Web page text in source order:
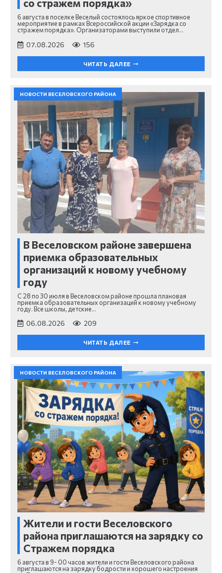
со стражем порядка»
6 августа в поселке Веселый состоялось яркое спортивное
мероприятие в рамках Всероссийской акции «Зарядка со
стражем порядка». Организаторами выступили отдел…
07.08.2026 156
ЧИТАТЬ ДАЛЕЕ
НОВОСТИ ВЕСЕЛОВСКОГО РАЙОНА
В Веселовском районе завершена
приемка образовательных
организаций к новому учебному
году
С 28 по 30 июля в Веселовском районе прошла плановая
приемка образовательных организаций к новому учебному
году. Все школы, детские…
06.08.2026 209
ЧИТАТЬ ДАЛЕЕ
НОВОСТИ ВЕСЕЛОВСКОГО РАЙОНА
Жители и гости Веселовского
района приглашаются на зарядку со
Стражем порядка
6 августа в 9- 00 часов жители и гости Веселовского района
приглашаются на зарядку бодрости и хорошего настроения